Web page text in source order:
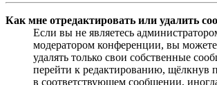
Как мне отредактировать или удалить
Если вы не являетесь
модератором конференции, вы можете
удалять только свои собственные
перейти к редактированию, щёлкнув
в соответствующем сообщении,